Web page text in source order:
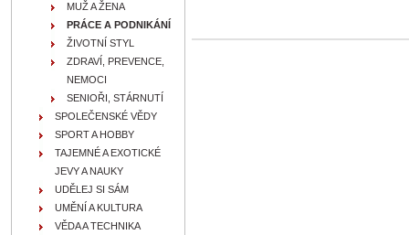
MUŽ A ŽENA
PRÁCE A PODNIKÁNÍ
ŽIVOTNÍ STYL
ZDRAVÍ, PREVENCE,
NEMOCI
SENIOŘI, STÁRNUTÍ
SPOLEČENSKÉ VĚDY
SPORT A HOBBY
TAJEMNÉ A EXOTICKÉ
JEVY A NAUKY
UDĚLEJ SI SÁM
UMĚNÍ A KULTURA
VĚDA A TECHNIKA